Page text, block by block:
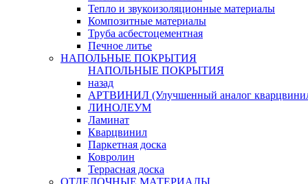
Тепло и звукоизоляционные материалы
Композитные материалы
Труба асбестоцементная
Печное литье
НАПОЛЬНЫЕ ПОКРЫТИЯ
НАПОЛЬНЫЕ ПОКРЫТИЯ
назад
АРТВИНИЛ (Улучшенный аналог
ЛИНОЛЕУМ
Ламинат
Кварцвинил
Паркетная доска
Ковролин
Террасная доска
ОТДЕЛОЧНЫЕ МАТЕРИАЛЫ